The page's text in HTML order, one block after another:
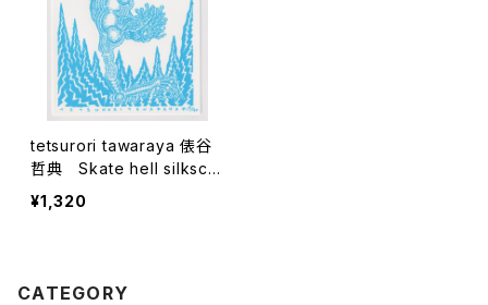
tetsurori tawaraya 俵谷
哲典 Skate hell silkscr
een print
¥1,320
CATEGORY